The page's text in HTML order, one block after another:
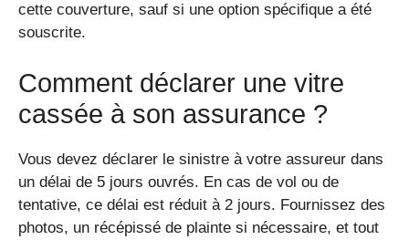
cette couverture, sauf si une option spécifique a été
souscrite.
Comment déclarer une vitre
cassée à son assurance ?
Vous devez déclarer le sinistre à votre assureur dans
un délai de 5 jours ouvrés. En cas de vol ou de
tentative, ce délai est réduit à 2 jours. Fournissez des
photos, un récépissé de plainte si nécessaire, et tout